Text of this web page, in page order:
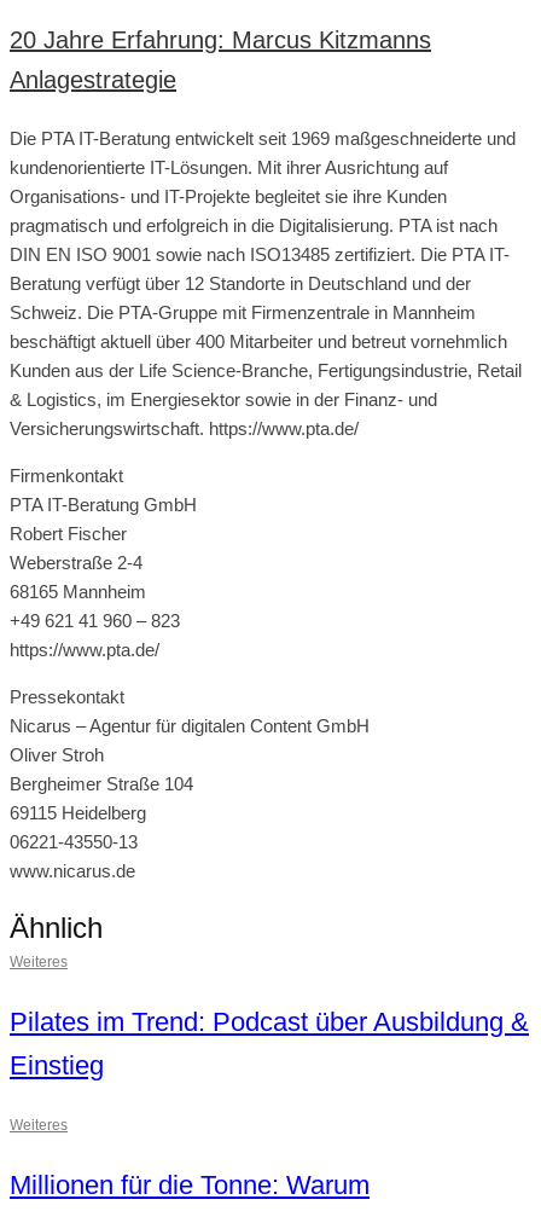
20 Jahre Erfahrung: Marcus Kitzmanns
Anlagestrategie
Die PTA IT-Beratung entwickelt seit 1969 maßgeschneiderte und
kundenorientierte IT-Lösungen. Mit ihrer Ausrichtung auf
Organisations- und IT-Projekte begleitet sie ihre Kunden
pragmatisch und erfolgreich in die Digitalisierung. PTA ist nach
DIN EN ISO 9001 sowie nach ISO13485 zertifiziert. Die PTA IT-
Beratung verfügt über 12 Standorte in Deutschland und der
Schweiz. Die PTA-Gruppe mit Firmenzentrale in Mannheim
beschäftigt aktuell über 400 Mitarbeiter und betreut vornehmlich
Kunden aus der Life Science-Branche, Fertigungsindustrie, Retail
& Logistics, im Energiesektor sowie in der Finanz- und
Versicherungswirtschaft. https://www.pta.de/
Firmenkontakt
PTA IT-Beratung GmbH
Robert Fischer
Weberstraße 2-4
68165 Mannheim
+49 621 41 960 – 823
https://www.pta.de/
Pressekontakt
Nicarus – Agentur für digitalen Content GmbH
Oliver Stroh
Bergheimer Straße 104
69115 Heidelberg
06221-43550-13
www.nicarus.de
Ähnlich
Weiteres
Pilates im Trend: Podcast über Ausbildung &
Einstieg
Weiteres
Millionen für die Tonne: Warum